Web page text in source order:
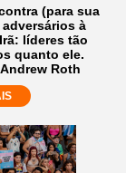
(para sua
à
líderes tão
quanto ele.
Roth